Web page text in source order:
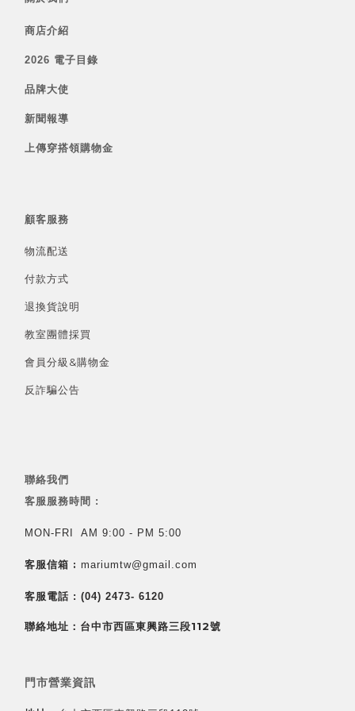
商店介紹
2026 電子目錄
品牌大使
新聞報導
上傳穿搭領購物金
顧客服務
物流配送
付款方式
退換貨說明
教室團體採買
會員分級&購物金
反詐騙公告
聯絡我們
客服服務時間 :
MON-FRI AM 9:00 - PM 5:00
客服信箱 : mariumtw@gmail.com
客服電話 : (04) 2473- 6120
聯絡地址：台中市西區東興路三段112號
門市營業資訊